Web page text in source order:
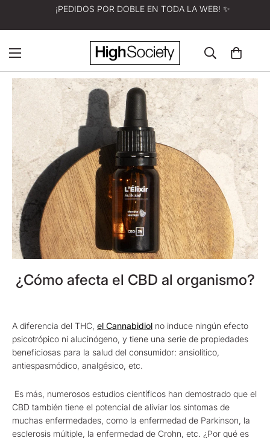
¡PEDIDOS POR DOBLE EN TODA LA WEB! ✨
¿Cómo afecta el CBD al organismo?
A diferencia del THC, el Cannabidiol no induce ningún efecto
psicotrópico ni alucinógeno, y tiene una serie de propiedades
beneficiosas para la salud del consumidor: ansiolítico,
antiespasmódico, analgésico, etc.
Es más, numerosos estudios científicos han demostrado que el
CBD también tiene el potencial de aliviar los síntomas de
muchas enfermedades, como la enfermedad de Parkinson, la
esclerosis múltiple, la enfermedad de Crohn, etc. ¿Por qué es